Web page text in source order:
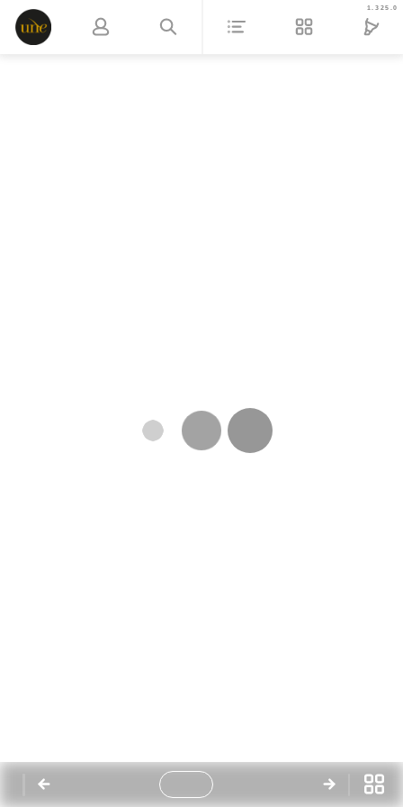
1.325.0